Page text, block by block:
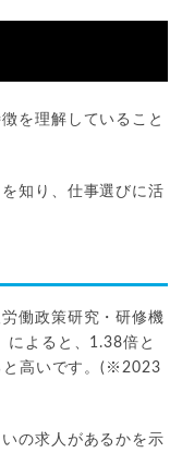
を理解していること
知り、仕事選びに活
働政策研究・研修機
によると、1.38倍と
と高いです。(※2023
の求人があるかを示